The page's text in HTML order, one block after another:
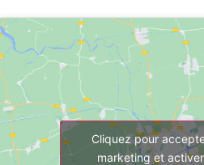
Cliquez pour
marketing et